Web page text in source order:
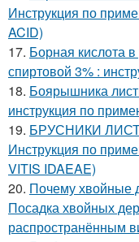
Инструкция по
ACID)
17. Борная кислота
спиртовой 3% :
18. Боярышника
инструкция по
19. БРУСНИКИ
Инструкция по
VITIS IDAEAE)
20. Почему хвойные
Посадка хвойных
распространённым